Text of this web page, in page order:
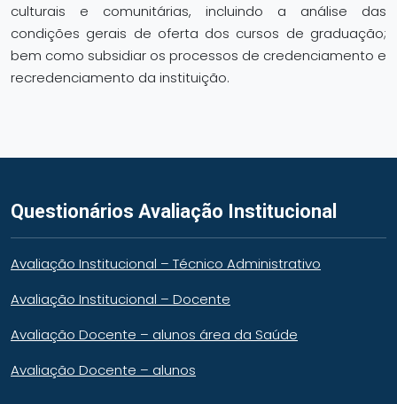
culturais e comunitárias, incluindo a análise das
condições gerais de oferta dos cursos de graduação;
bem como subsidiar os processos de credenciamento e
recredenciamento da instituição.
Questionários Avaliação Institucional
Avaliação Institucional – Técnico Administrativo
Avaliação Institucional – Docente
Avaliação Docente – alunos área da Saúde
Avaliação Docente – alunos